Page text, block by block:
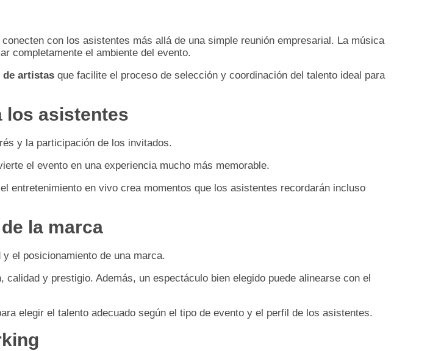
con los asistentes más allá de una simple reunión empresarial. La música
completamente el ambiente del evento.
de artistas que facilite el proceso de selección y coordinación del talento ideal para
los asistentes
y la participación de los invitados.
el evento en una experiencia mucho más memorable.
entretenimiento en vivo crea momentos que los asistentes recordarán incluso
la marca
el posicionamiento de una marca.
y prestigio. Además, un espectáculo bien elegido puede alinearse con el
elegir el talento adecuado según el tipo de evento y el perfil de los asistentes.